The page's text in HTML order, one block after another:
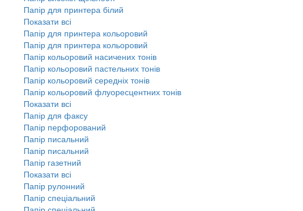
Папір для принтера білий
Показати всі
Папір для принтера кольоровий
Папір для принтера кольоровий
Папір кольоровий насичених тонів
Папір кольоровий пастельних тонів
Папір кольоровий середніх тонів
Папір кольоровий флуоресцентних тонів
Показати всі
Папір для факсу
Папір перфорований
Папір писальний
Папір писальний
Папір газетний
Показати всі
Папір рулонний
Папір спеціальний